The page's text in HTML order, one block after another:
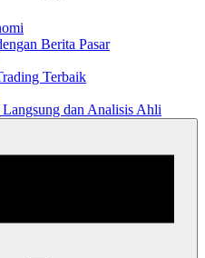
Berita Pasar
Terbaik
dan Analisis Ahli